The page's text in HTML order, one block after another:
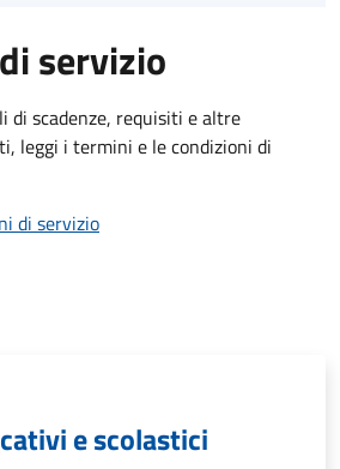
servizio
di scadenze, requisiti e altre
leggi i termini e le condizioni di
di servizio
e scolastici